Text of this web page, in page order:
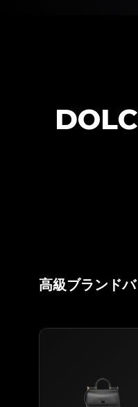
高級ブランド